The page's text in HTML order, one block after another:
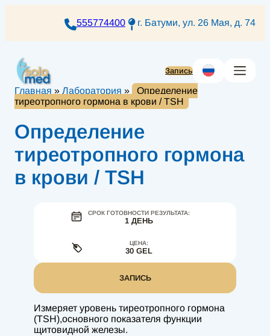
555774400 г. Батуми, ул. 26 Мая, д. 74
Запись
Главная » Лаборатория »
Определение
тиреотропного гормона в крови / TSH
Определение
тиреотропного гормона
в крови / TSH
Измеряет уровень тиреотропного гормона
(TSH),основного показателя функции
щитовидной железы.
СРОК ГОТОВНОСТИ РЕЗУЛЬТАТА:
1 ДЕНЬ
ЦЕНА:
30 GEL
ЗАПИСЬ